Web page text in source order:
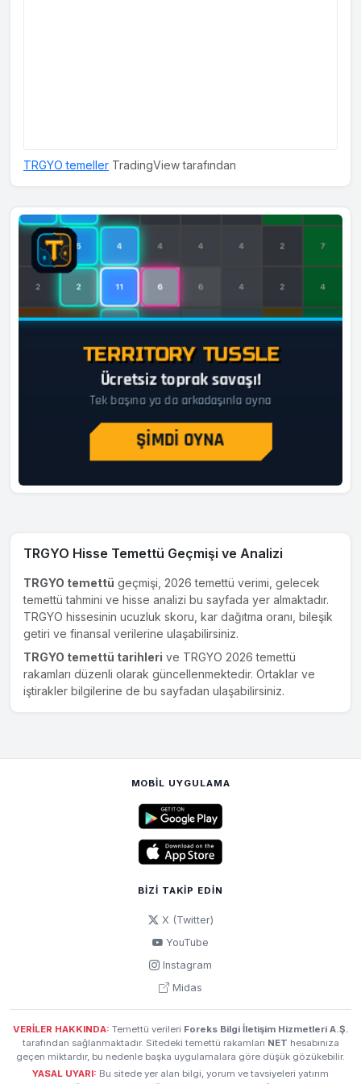
TRGYO temeller TradingView tarafından
TRGYO Hisse Temettü Geçmişi ve Analizi
TRGYO temettü geçmişi, 2026 temettü verimi, gelecek
temettü tahmini ve hisse analizi bu sayfada yer almaktadır.
TRGYO hissesinin ucuzluk skoru, kar dağıtma oranı, bileşik
getiri ve finansal verilerine ulaşabilirsiniz.
TRGYO temettü tarihleri ve TRGYO 2026 temettü
rakamları düzenli olarak güncellenmektedir. Ortaklar ve
iştirakler bilgilerine de bu sayfadan ulaşabilirsiniz.
MOBIL UYGULAMA
BIZI TAKIP EDIN
X (Twitter)
YouTube
Instagram
Midas
VERİLER HAKKINDA: Temettü verileri Foreks Bilgi İletişim Hizmetleri A.Ş.
tarafından sağlanmaktadır. Sitedeki temettü rakamları NET hesabınıza
geçen miktardır, bu nedenle başka uygulamalara göre düşük gözükebilir.
YASAL UYARI: Bu sitede yer alan bilgi, yorum ve tavsiyeleri yatırım